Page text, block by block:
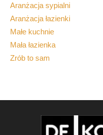
Aranżacja sypialni
Aranżacja łazienki
Małe kuchnie
Mała łazienka
Zrób to sam